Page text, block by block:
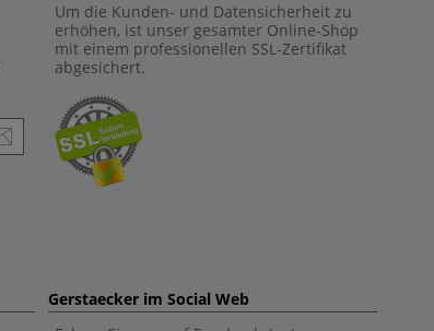
Um die Kunden- und Datensicherheit zu
erhöhen, ist unser gesamter Online-Shop
mit einem professionellen SSL-Zertifikat
abgesichert.
Gerstaecker im Social Web